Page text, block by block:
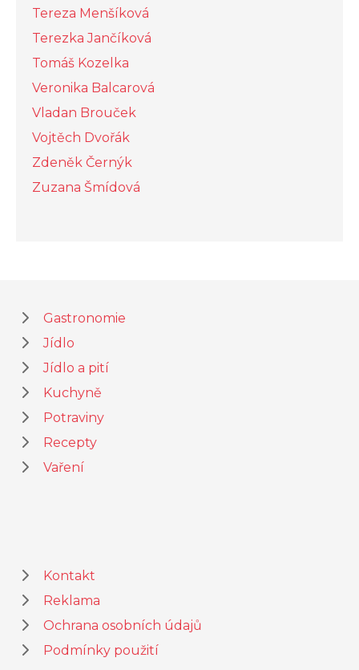
Tereza Menšíková
Terezka Jančíková
Tomáš Kozelka
Veronika Balcarová
Vladan Brouček
Vojtěch Dvořák
Zdeněk Černýk
Zuzana Šmídová
Gastronomie
Jídlo
Jídlo a pití
Kuchyně
Potraviny
Recepty
Vaření
Kontakt
Reklama
Ochrana osobních údajů
Podmínky použití